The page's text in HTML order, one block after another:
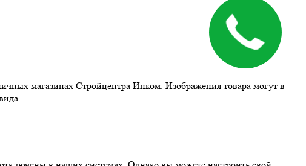
магазинах Стройцентра Инком. Изображения товара могут в